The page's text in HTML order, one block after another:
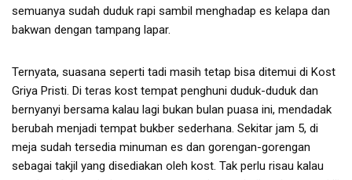
semuanya sudah duduk rapi sambil menghadap es kelapa dan
bakwan dengan tampang lapar.
Ternyata, suasana seperti tadi masih tetap bisa ditemui di Kost
Griya Pristi. Di teras kost tempat penghuni duduk-duduk dan
bernyanyi bersama kalau lagi bukan bulan puasa ini, mendadak
berubah menjadi tempat bukber sederhana. Sekitar jam 5, di
meja sudah tersedia minuman es dan gorengan-gorengan
sebagai takjil yang disediakan oleh kost. Tak perlu risau kalau